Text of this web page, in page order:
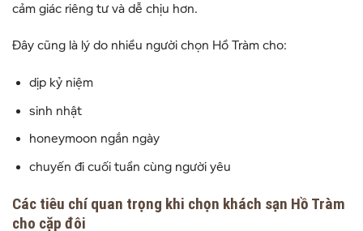
cảm giác riêng tư và dễ chịu hơn.
Đây cũng là lý do nhiều người chọn Hồ Tràm cho:
dịp kỷ niệm
sinh nhật
honeymoon ngắn ngày
chuyến đi cuối tuần cùng người yêu
Các tiêu chí quan trọng khi chọn khách sạn Hồ Tràm
cho cặp đôi